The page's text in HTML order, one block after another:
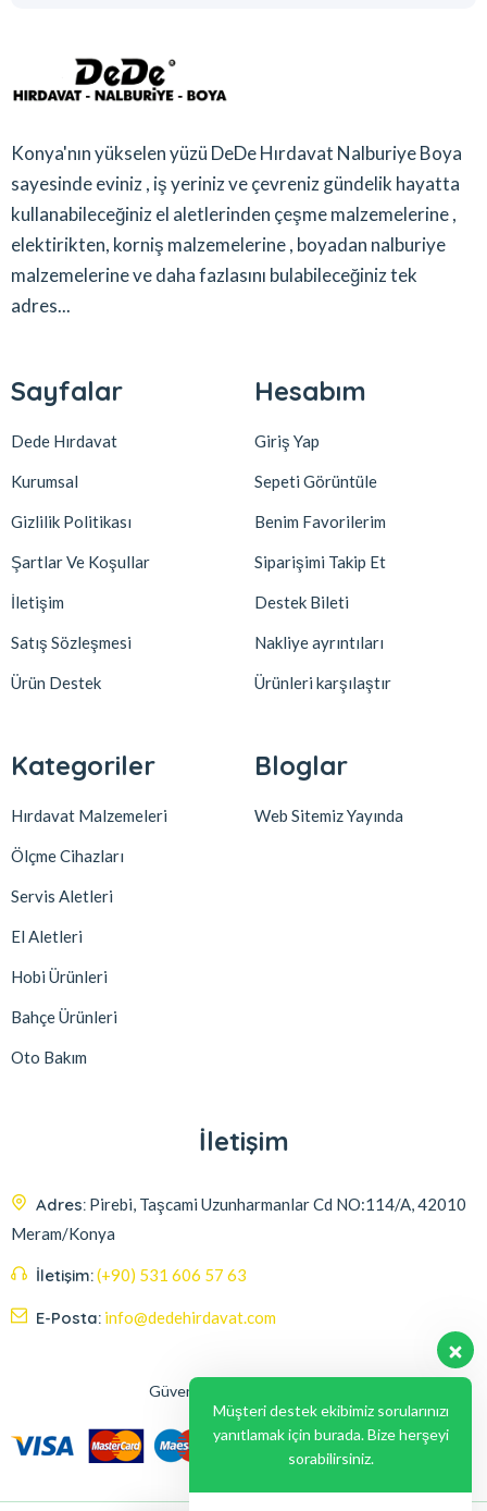
Konya'nın yükselen yüzü DeDe Hırdavat Nalburiye Boya
sayesinde eviniz , iş yeriniz ve çevreniz gündelik hayatta
kullanabileceğiniz el aletlerinden çeşme malzemelerine ,
elektirikten, korniş malzemelerine , boyadan nalburiye
malzemelerine ve daha fazlasını bulabileceğiniz tek
adres...
Sayfalar
Dede Hırdavat
Kurumsal
Gizlilik Politikası
Şartlar Ve Koşullar
İletişim
Satış Sözleşmesi
Ürün Destek
Hesabım
Giriş Yap
Sepeti Görüntüle
Benim Favorilerim
Siparişimi Takip Et
Destek Bileti
Nakliye ayrıntıları
Ürünleri karşılaştır
Kategoriler
Hırdavat Malzemeleri
Ölçme Cihazları
Servis Aletleri
El Aletleri
Hobi Ürünleri
Bahçe Ürünleri
Oto Bakım
Bloglar
Web Sitemiz Yayında
İletişim
Adres: Pirebi, Taşcami Uzunharmanlar Cd NO:114/A, 42010
Meram/Konya
İletişim:(+90) 531 606 57 63
E-Posta: info@dedehirdavat.com
Güvenli Ödeme Seçenekleri
Müşteri destek ekibimiz sorularınızı
yanıtlamak için burada. Bize herşeyi
sorabilirsiniz.